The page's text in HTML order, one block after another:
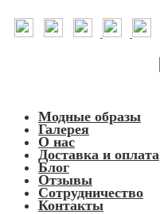
Модные образы
Галерея
О нас
Доставка и оплата
Блог
Отзывы
Сотрудничество
Контакты